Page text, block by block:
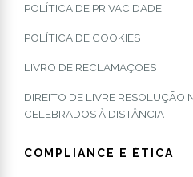
POLÍTICA DE PRIVACIDADE
POLÍTICA DE COOKIES
LIVRO DE RECLAMAÇÕES
DIREITO DE LIVRE RESOLUÇÃO
CELEBRADOS À DISTÂNCIA
COMPLIANCE E ÉTICA